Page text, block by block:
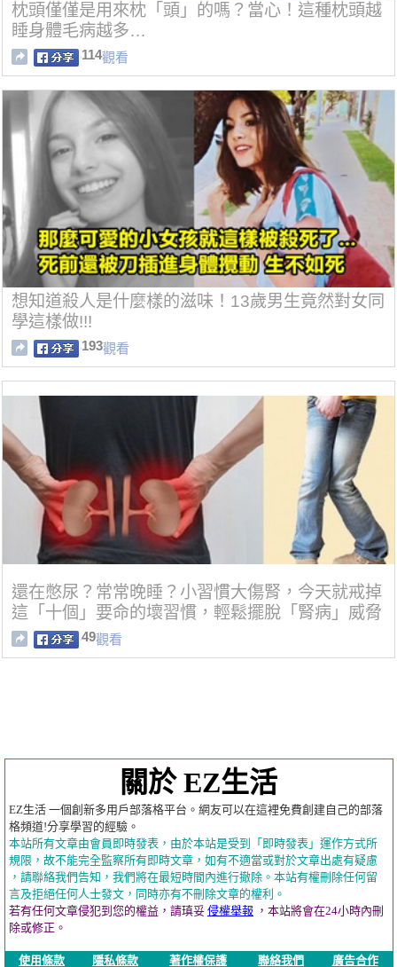
枕頭僅僅是用來枕「頭」的嗎？當心！這種枕頭越
睡身體毛病越多…
114觀看
想知道殺人是什麼樣的滋味！13歲男生竟然對女同
學這樣做!!!
193觀看
還在憋尿？常常晚睡？小習慣大傷腎，今天就戒掉
這「十個」要命的壞習慣，輕鬆擺脫「腎病」威脅
49觀看
關於 EZ生活
EZ生活 一個創新多用戶部落格平台。網友可以在這裡免費創建自己的部落
格頻道!分享學習的經驗。
本站所有文章由會員即時發表，由於本站是受到「即時發表」運作方式所
規限，故不能完全監察所有即時文章，如有不適當或對於文章出處有疑慮
，請聯絡我們告知，我們將在最短時間內進行撤除。本站有權刪除任何留
言及拒絕任何人士發文，同時亦有不刪除文章的權利。
若有任何文章侵犯到您的權益，請瑱妥 侵權舉報 ，本站將會在24小時內刪
除或修正。
使用條款 隱私條款 著作權保護 聯絡我們 廣告合作